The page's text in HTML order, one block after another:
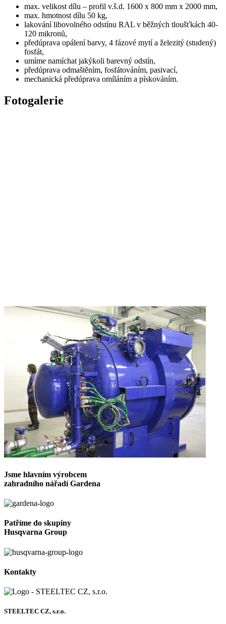
max. velikost dílu – profil v.š.d. 1600 x 800 mm x 2000 mm,
max. hmotnost dílu 50 kg,
lakování libovolného odstínu RAL v běžných tloušťkách 40-
120 mikronů,
předúprava opálení barvy, 4 fázové mytí a železitý (studený)
fosfát,
umíme namíchat jakýkoli barevný odstín,
předúprava odmaštěním, fosfátováním, pasivací,
mechanická předúprava omíláním a pískováním.
Fotogalerie
Jsme hlavním výrobcem
zahradního nářadí Gardena
Patříme do skupiny
Husqvarna Group
Kontakty
STEELTEC CZ, s.r.o.